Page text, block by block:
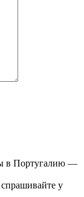
в Португалию —
у